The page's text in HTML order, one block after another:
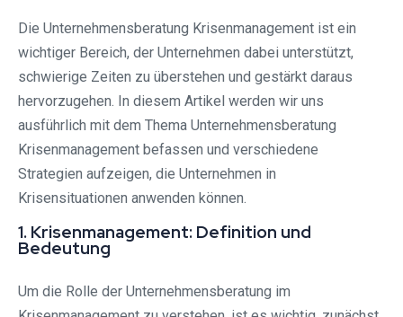
Die Unternehmensberatung Krisenmanagement ist ein
wichtiger Bereich, der Unternehmen dabei unterstützt,
schwierige Zeiten zu überstehen und gestärkt daraus
hervorzugehen. In diesem Artikel werden wir uns
ausführlich mit dem Thema Unternehmensberatung
Krisenmanagement befassen und verschiedene
Strategien aufzeigen, die Unternehmen in
Krisensituationen anwenden können.
1. Krisenmanagement: Definition und
Bedeutung
Um die Rolle der Unternehmensberatung im